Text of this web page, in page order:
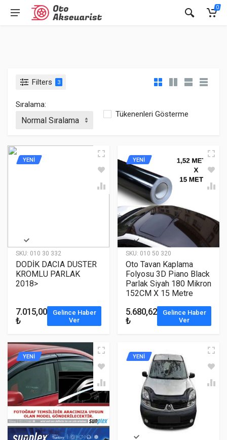
0
Filters 3
Sıralama:
Tükenenleri Gösterme
SKU: 010 30 332
YENİ
DODİK DACIA DUSTER
KROMLU PARLAK
2018>
7.015,00
₺
Gelince Haber
Ver
SKU: 010 50 320
YENİ
Oto Tavan Kaplama
Folyosu 3D Piano Black
Parlak Siyah 180 Mikron
152CM X 15 Metre
5.680,62
₺
Gelince Haber
Ver
YENİ YENİ